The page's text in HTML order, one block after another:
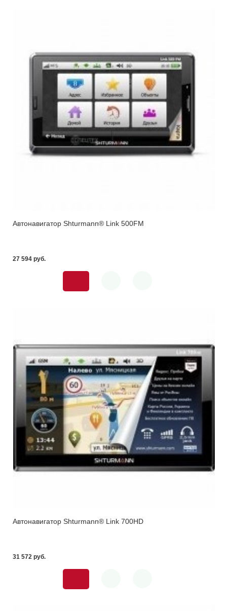
Автонавигатор Shturmann® Link 500FM
27 594 pуб.
Автонавигатор Shturmann® Link 700HD
31 572 pуб.